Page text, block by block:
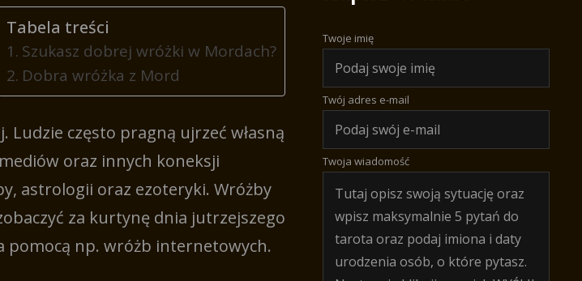
Tabela treści
Szukasz dobrej wróżki w Mordach?
Dobra wróżka z Mord
Ludzie często pragną ujrzeć własną
oraz innych koneksji
astrologii oraz ezoteryki. Wróżby
za kurtynę dnia jutrzejszego
pomocą np. wróżb internetowych.
Twoje imię
Twój adres e-mail
Twoja wiadomość